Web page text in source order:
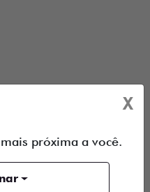
X
próxima a você.